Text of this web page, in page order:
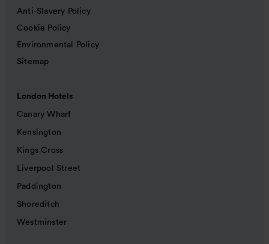
Anti-Slavery Policy
Cookie Policy
Environmental Policy
Sitemap
London Hotels
Canary Wharf
Kensington
Kings Cross
Liverpool Street
Paddington
Shoreditch
Westminster